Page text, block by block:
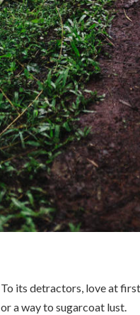
To its detractors, love at
or a way to sugarcoat lust.